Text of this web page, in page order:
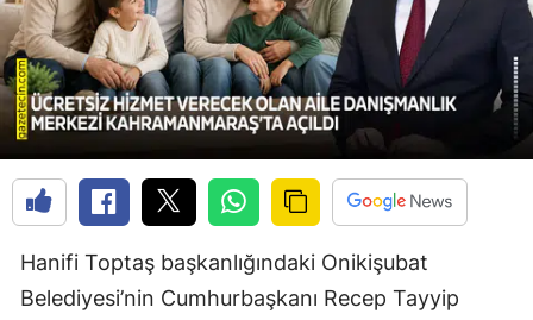
Hanifi Toptaş başkanlığındaki Onikişubat
Belediyesi’nin Cumhurbaşkanı Recep Tayyip